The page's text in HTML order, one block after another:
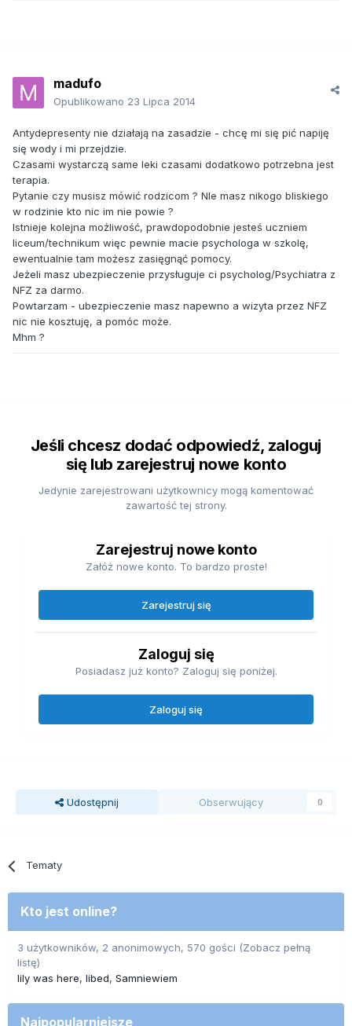
madufo
Opublikowano 23 Lipca 2014
Antydepresenty nie działają na zasadzie - chcę mi się pić napiję
się wody i mi przejdzie.
Czasami wystarczą same leki czasami dodatkowo potrzebna jest
terapia.
Pytanie czy musisz mówić rodzicom ? NIe masz nikogo bliskiego
w rodzinie kto nic im nie powie ?
Istnieje kolejna możliwość, prawdopodobnie jesteś uczniem
liceum/technikum więc pewnie macie psychologa w szkolę,
ewentualnie tam możesz zasięgnąć pomocy.
Jeżeli masz ubezpieczenie przysługuje ci psycholog/Psychiatra z
NFZ za darmo.
Powtarzam - ubezpieczenie masz napewno a wizyta przez NFZ
nic nie kosztuję, a pomóc może.
Mhm ?
Jeśli chcesz dodać odpowiedź, zaloguj
się lub zarejestruj nowe konto
Jedynie zarejestrowani użytkownicy mogą komentować
zawartość tej strony.
Zarejestruj nowe konto
Załóż nowe konto. To bardzo proste!
Zarejestruj się
Zaloguj się
Posiadasz już konto? Zaloguj się poniżej.
Zaloguj się
Udostępnij Obserwujący 0
Tematy
Kto jest online?
3 użytkowników, 2 anonimowych, 570 gości (Zobacz pełną
listę)
lily was here libed Samniewiem
Najpopularniejsze